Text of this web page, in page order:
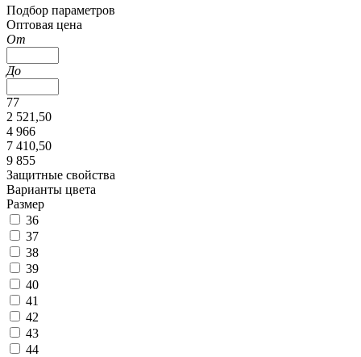
Подбор параметров
Оптовая цена
От
До
77
2 521,50
4 966
7 410,50
9 855
Защитные свойства
Варианты цвета
Размер
36
37
38
39
40
41
42
43
44